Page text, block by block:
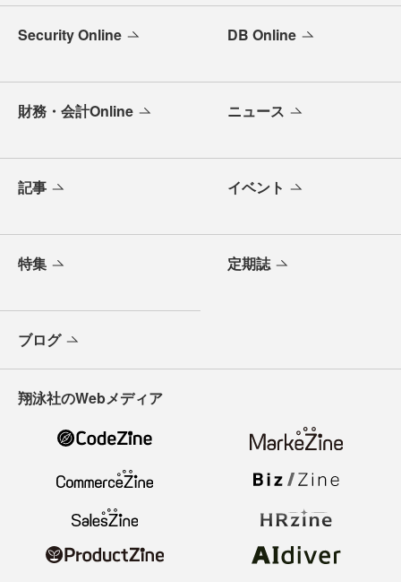
Security Online DB Online
財務・会計Online ニュース
記事 イベント
特集 定期誌
ブログ
翔泳社のWebメディア